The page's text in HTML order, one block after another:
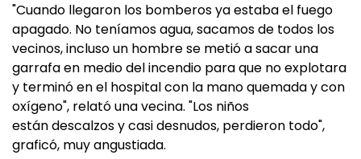
"Cuando llegaron los bomberos ya estaba el fuego
apagado. No teníamos agua, sacamos de todos los
vecinos, incluso un hombre se metió a sacar una
garrafa en medio del incendio para que no explotara
y terminó en el hospital con la mano quemada y con
oxígeno", relató una vecina. "Los niños
están descalzos y casi desnudos, perdieron todo",
graficó, muy angustiada.